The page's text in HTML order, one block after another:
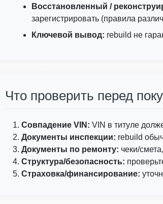
Восстановленный /
зарегистрировать (правила
Ключевой вывод: rebuild не
Что проверить перед
Совпадение VIN: VIN в титуле
Документы инспекции: rebuild
Документы по ремонту: чеки/
Структура/безопасность:
Страховка/финансирование: